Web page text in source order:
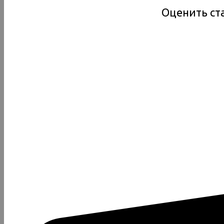
Оценить